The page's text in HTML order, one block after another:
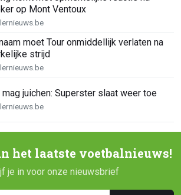
op Mont Ventoux
moet Tour onmiddellijk verlaten na
strijd
juichen: Superster slaat weer toe
het laatste voetbalnieuws!
je in voor onze nieuwsbrief